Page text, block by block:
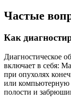
Частые
Как
Диагностическое
включает в себя:
при опухолях
или
полости и